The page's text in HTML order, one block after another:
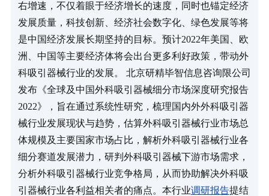
右增速，不仅着眼于经济增长的速度，同时也锚定经济
发展质量，科技创新、经济社会数字化、绿色发展等将
是中国经济发展长期坚持的目标。预计2022年美国、欧
洲、中国等主要经济体将会出台更多利好政策，带动外
科吸引器械行业的发展。 北京研精毕智信息咨询限公司
发布《全球及中国外科吸引器械细分市场深度研究报告
2022》，旨在通过系统性研究，梳理国内外外科吸引器
械行业发展现状与趋势，估算外科吸引器械行业市场总
体规模及主要国家市场占比，解析外科吸引器械行业各
细分赛道发展潜力，研判外科吸引器械下游市场需求，
分析外科吸引器械行业竞争格局，从而协助解决外科吸
引器械行业各利益相关者的痛点。本行业调研报告提结